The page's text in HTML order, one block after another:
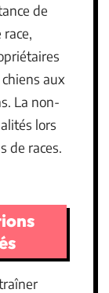
de
aux
La non-
lors
de races.